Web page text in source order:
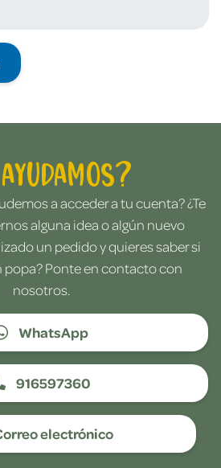
a acceder a tu cuenta? ¿Te
alguna idea o algún nuevo
un pedido y quieres saber si
popa? Ponte en contacto con
nosotros.
WhatsApp
916597360
electrónico